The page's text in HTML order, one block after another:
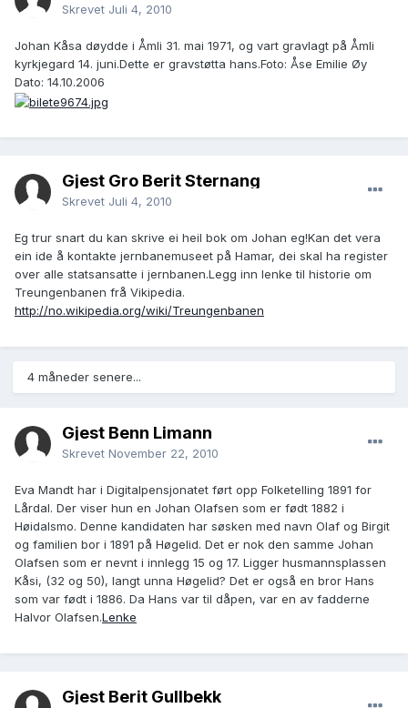
Skrevet Juli 4, 2010
Johan Kåsa døydde i Åmli 31. mai 1971, og vart gravlagt på Åmli
kyrkjegard 14. juni.Dette er gravstøtta hans.Foto: Åse Emilie Øy
Dato: 14.10.2006
Gjest Gro Berit Sternang
Skrevet Juli 4, 2010
Eg trur snart du kan skrive ei heil bok om Johan eg!Kan det vera
ein ide å kontakte jernbanemuseet på Hamar, dei skal ha register
over alle statsansatte i jernbanen.Legg inn lenke til historie om
Treungenbanen frå Vikipedia.
http://no.wikipedia.org/wiki/Treungenbanen
4 måneder senere...
Gjest Benn Limann
Skrevet November 22, 2010
Eva Mandt har i Digitalpensjonatet ført opp Folketelling 1891 for
Lårdal. Der viser hun en Johan Olafsen som er født 1882 i
Høidalsmo. Denne kandidaten har søsken med navn Olaf og Birgit
og familien bor i 1891 på Høgelid. Det er nok den samme Johan
Olafsen som er nevnt i innlegg 15 og 17. Ligger husmannsplassen
Kåsi, (32 og 50), langt unna Høgelid? Det er også en bror Hans
som var født i 1886. Da Hans var til dåpen, var en av fadderne
Halvor Olafsen.Lenke
Gjest Berit Gullbekk